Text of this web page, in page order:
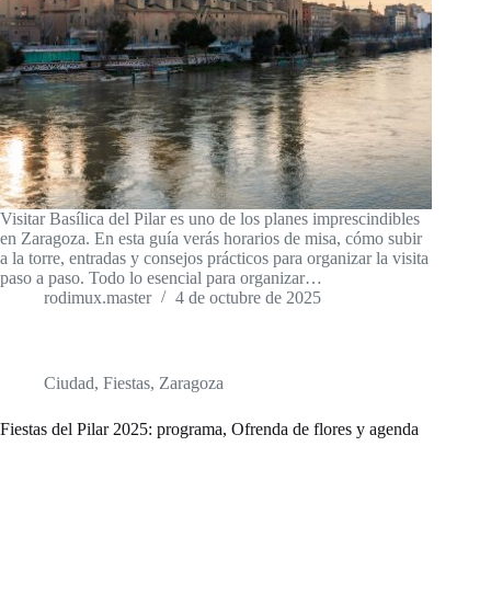
Visitar Basílica del Pilar es uno de los planes imprescindibles
en Zaragoza. En esta guía verás horarios de misa, cómo subir
a la torre, entradas y consejos prácticos para organizar la visita
paso a paso. Todo lo esencial para organizar…
rodimux.master
4 de octubre de 2025
Ciudad, Fiestas, Zaragoza
Fiestas del Pilar 2025: programa, Ofrenda de flores y agenda